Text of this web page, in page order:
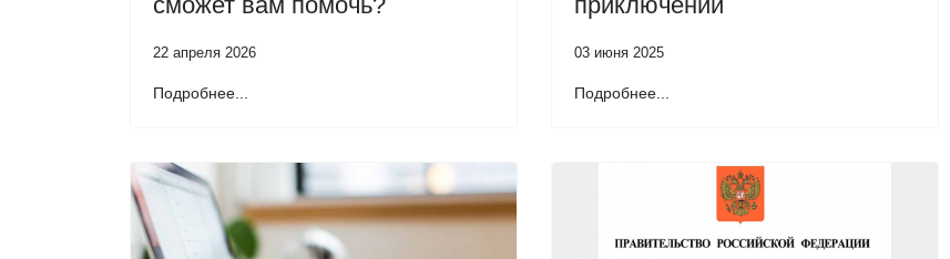
22 апреля 2026
Подробнее...
03 июня 2025
Подробнее...